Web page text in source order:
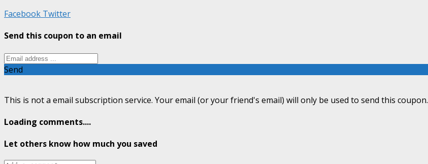
Facebook Twitter
Send this coupon to an email
Send
This is not a email subscription service. Your email (or your friend's email) will only be used to send this coupon.
Loading comments....
Let others know how much you saved